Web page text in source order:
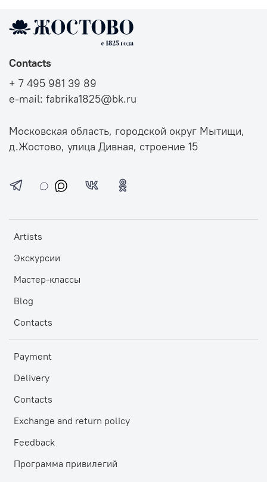
Artists
Экскурсии
Мастер-классы
Blog
Contacts
Payment
Delivery
Contacts
Exchange and return policy
Feedback
Программа привилегий
Contacts
+ 7 495 981 39 89
e-mail: fabrika1825@bk.ru
Московская область, городской округ Мытищи,
д.Жостово, улица Дивная, строение 15